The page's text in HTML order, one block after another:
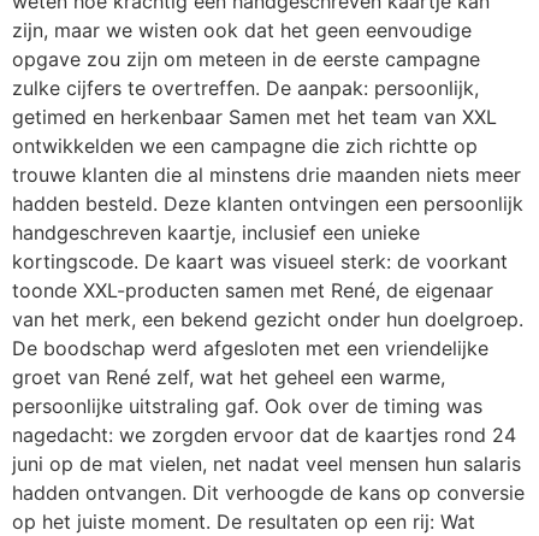
zijn, maar we wisten ook dat het geen eenvoudige
opgave zou zijn om meteen in de eerste campagne
zulke cijfers te overtreffen. De aanpak: persoonlijk,
getimed en herkenbaar Samen met het team van XXL
ontwikkelden we een campagne die zich richtte op
trouwe klanten die al minstens drie maanden niets meer
hadden besteld. Deze klanten ontvingen een persoonlijk
handgeschreven kaartje, inclusief een unieke
kortingscode. De kaart was visueel sterk: de voorkant
toonde XXL-producten samen met René, de eigenaar
van het merk, een bekend gezicht onder hun doelgroep.
De boodschap werd afgesloten met een vriendelijke
groet van René zelf, wat het geheel een warme,
persoonlijke uitstraling gaf. Ook over de timing was
nagedacht: we zorgden ervoor dat de kaartjes rond 24
juni op de mat vielen, net nadat veel mensen hun salaris
hadden ontvangen. Dit verhoogde de kans op conversie
op het juiste moment. De resultaten op een rij: Wat